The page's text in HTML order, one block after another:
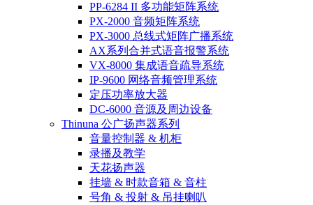
PP-6284 II 多功能矩阵系统
PX-2000 音频矩阵系统
PX-3000 总线式矩阵广播系统
AX系列合并式语音报警系统
VX-8000 集成语音疏导系统
IP-9600 网络音频管理系统
定压功率放大器
DC-6000 音源及周边设备
Thinuna 公广扬声器系列
音量控制器 & 机柜
录播及教学
天花扬声器
挂墙 & 时款音箱 & 音柱
号角 & 投射 & 吊挂喇叭